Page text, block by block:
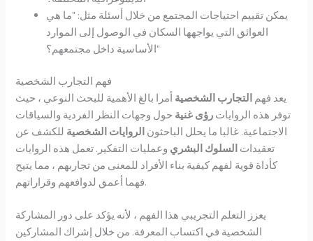
يمكن تقييم احتياجات المجتمع من خلال أسئلة مثل: "ما هي
العوائق التي يواجهها السكان في الوصول إلى الموارد
الأساسية داخل مجتمعهم؟"
فهم التجارب الشخصية
يعد فهم التجارب الشخصية أمرا بالغ الأهمية للبحث النوعي ، حيث
توفر هذه الروايات رؤى غنية حول وجهات النظر الفردية والسياقات
الاجتماعية. غالبا ما يحلل الباحثون الروايات الشخصية للكشف عن
تعقيدات السلوك البشري وعمليات التفكير. تعمل هذه الروايات
كأداة قوية لفهم كيفية بناء الأفراد للمعنى من تجاربهم ، مما يتيح
فهما أعمق لدوافعهم وقراراتهم.
يعزز التعلم التجريبي هذا الفهم ، لأنه يؤكد على دور المشاركة
الشخصية في اكتساب المعرفة. من خلال إشراك المشاركين